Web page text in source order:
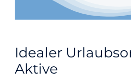
Idealer
Aktive